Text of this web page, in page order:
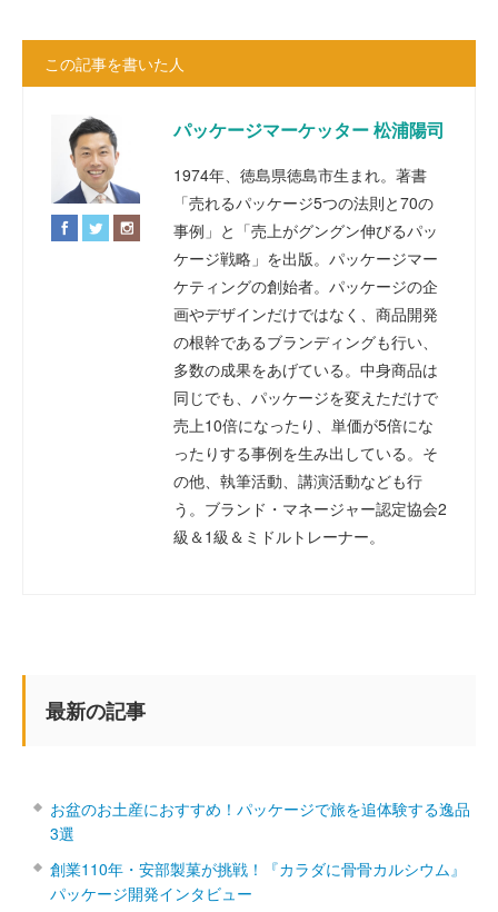
この記事を書いた人
パッケージマーケッター 松浦陽司
1974年、徳島県徳島市生まれ。著書
「売れるパッケージ5つの法則と70の
事例」と「売上がグングン伸びるパッ
ケージ戦略」を出版。パッケージマー
ケティングの創始者。パッケージの企
画やデザインだけではなく、商品開発
の根幹であるブランディングも行い、
多数の成果をあげている。中身商品は
同じでも、パッケージを変えただけで
売上10倍になったり、単価が5倍にな
ったりする事例を生み出している。そ
の他、執筆活動、講演活動なども行
う。ブランド・マネージャー認定協会2
級＆1級＆ミドルトレーナー。
最新の記事
お盆のお土産におすすめ！パッケージで旅を追体験する逸品
3選
創業110年・安部製菓が挑戦！『カラダに骨骨カルシウム』
パッケージ開発インタビュー